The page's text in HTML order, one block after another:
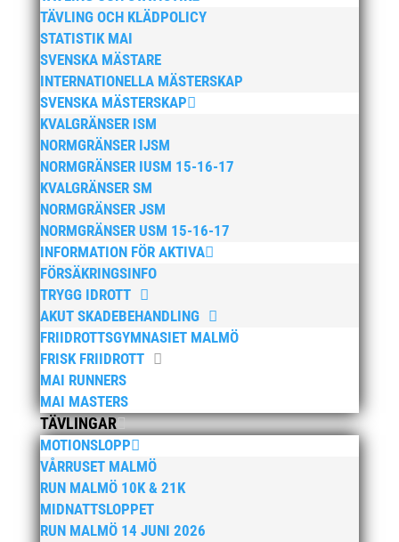
TÄVLING OCH KLÄDPOLICY
STATISTIK MAI
SVENSKA MÄSTARE
INTERNATIONELLA MÄSTERSKAP
SVENSKA MÄSTERSKAP
KVALGRÄNSER ISM
NORMGRÄNSER IJSM
NORMGRÄNSER IUSM 15-16-17
KVALGRÄNSER SM
NORMGRÄNSER JSM
NORMGRÄNSER USM 15-16-17
INFORMATION FÖR AKTIVA
FÖRSÄKRINGSINFO
TRYGG IDROTT
AKUT SKADEBEHANDLING
FRIIDROTTSGYMNASIET MALMÖ
FRISK FRIIDROTT
MAI RUNNERS
MAI MASTERS
TÄVLINGAR
MOTIONSLOPP
VÅRRUSET MALMÖ
RUN MALMÖ 10K & 21K
MIDNATTSLOPPET
RUN MALMÖ 14 JUNI 2026
mars 2025
januari 2025
oktober 2024
september 2024
augusti 2024
juni 2024
april 2024
mars 2024
februari 2024
januari 2024
december 2023
maj 2023
april 2023
januari 2023
november 2022
oktober 2022
september 2022
augusti 2022
juni 2022
april 2022